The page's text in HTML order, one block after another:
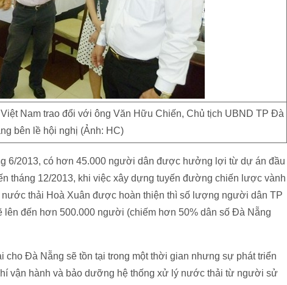
Nam trao đổi với ông Văn Hữu Chiến, Chủ tịch UBND TP Đà
bên lề hội nghị (Ảnh: HC)
6/2013, có hơn 45.000 người dân được hưởng lợi từ dự án đầu
tháng 12/2013, khi việc xây dựng tuyến đường chiến lược vành
thải Hoà Xuân được hoàn thiện thì số lượng người dân TP
đến hơn 500.000 người (chiếm hơn 50% dân số Đà Nẵng
Đà Nẵng sẽ tồn tại trong một thời gian nhưng sự phát triển
vận hành và bảo dưỡng hệ thống xử lý nước thải từ người sử